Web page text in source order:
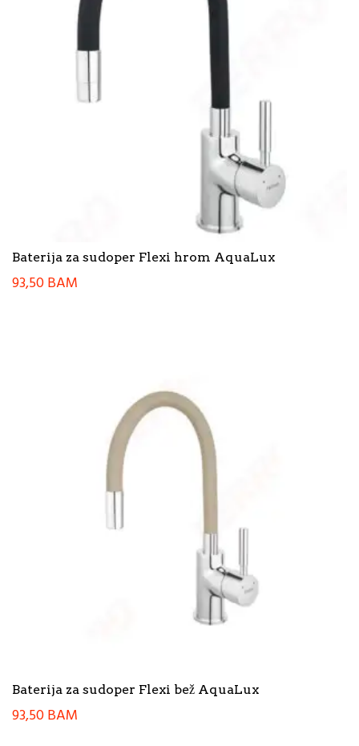
Baterija za sudoper Flexi hrom AquaLux
93,50BAM
Baterija za sudoper Flexi bež AquaLux
93,50BAM